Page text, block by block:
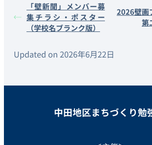
「壁新聞」メンバー募
集チラシ・ポスター
（学校名ブランク版）
2026壁画
第
Updated on 2026年6月22日
中田地区まちづくり勉